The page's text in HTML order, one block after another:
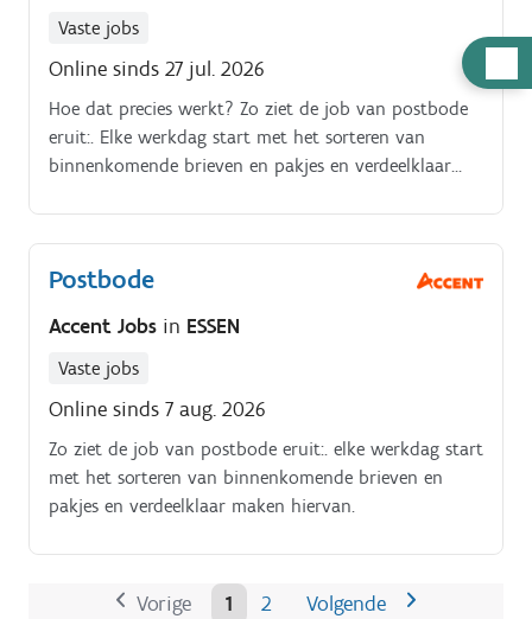
Vaste jobs
Online sinds 27 jul. 2026
Hoe dat precies werkt? Zo ziet de job van postbode
eruit:. Elke werkdag start met het sorteren van
binnenkomende brieven en pakjes en verdeelklaar
post.
Postbode
Accent Jobs in ESSEN
Vaste jobs
Online sinds 7 aug. 2026
Zo ziet de job van postbode eruit:. elke werkdag start
met het sorteren van binnenkomende brieven en
pakjes en verdeelklaar maken hiervan.
Vorige 1 2 Volgende